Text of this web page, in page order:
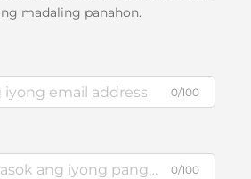
madaling panahon.
0/100
0/100